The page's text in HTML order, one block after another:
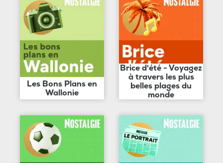
Les Bons Plans en
Wallonie
Brice d'été - Voyagez
à travers les plus
belles plages du
monde